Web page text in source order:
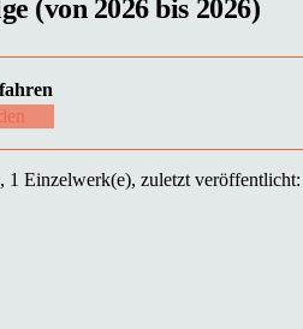
(von 2026 bis 2026)
1 Einzelwerk(e), zuletzt